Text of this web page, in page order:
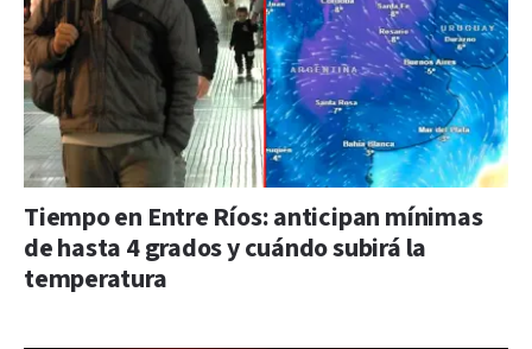
Tiempo en Entre Ríos: anticipan mínimas
de hasta 4 grados y cuándo subirá la
temperatura